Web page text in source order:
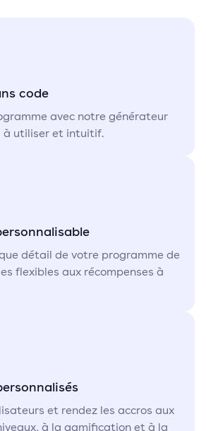
code
avec notre générateur
utiliser et intuitif.
détail de votre programme de
flexibles aux récompenses à
et rendez les accros aux
à la gamification et à la